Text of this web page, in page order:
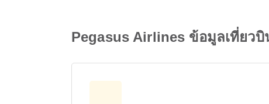
Pegasus Airlines ข้อมูลเที่ยว